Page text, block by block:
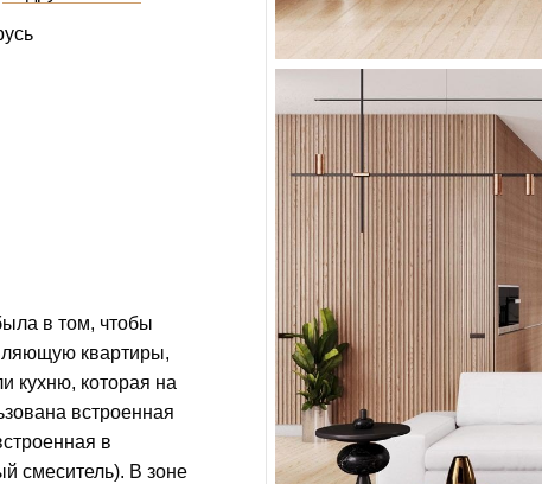
в том, чтобы
квартиры,
кухню, которая на
встроенная
в
смеситель). В зоне